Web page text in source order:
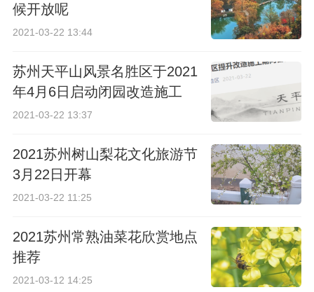
候开放呢
2021-03-22 13:44
苏州天平山风景名胜区于2021
年4月6日启动闭园改造施工
2021-03-22 13:37
2021苏州树山梨花文化旅游节
3月22日开幕
2021-03-22 11:25
2021苏州常熟油菜花欣赏地点
推荐
2021-03-12 14:25